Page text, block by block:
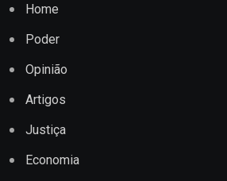
Home
Poder
Opinião
Artigos
Justiça
Economia